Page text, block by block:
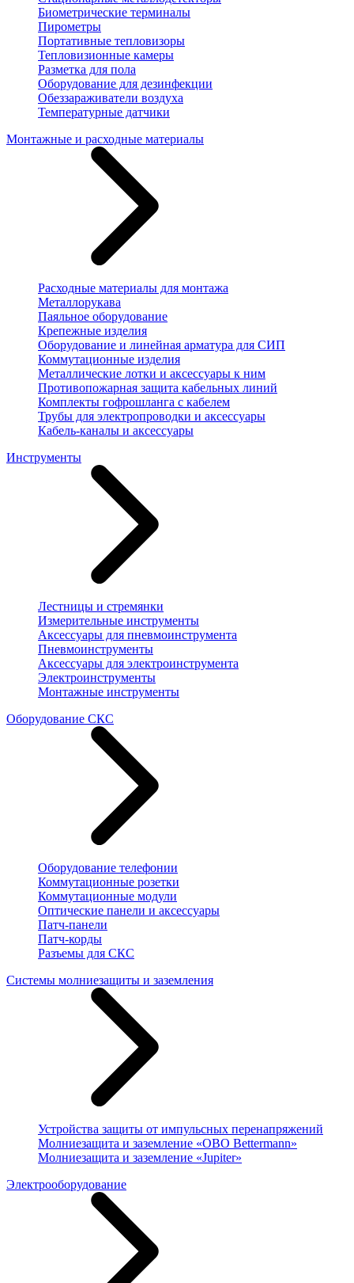
Биометрические терминалы
Пирометры
Портативные тепловизоры
Тепловизионные камеры
Разметка для пола
Оборудование для дезинфекции
Обеззараживатели воздуха
Температурные датчики
Монтажные и расходные материалы
Расходные материалы для монтажа
Металлорукава
Паяльное оборудование
Крепежные изделия
Оборудование и линейная арматура для СИП
Коммутационные изделия
Металлические лотки и аксессуары к ним
Противопожарная защита кабельных линий
Комплекты гофрошланга с кабелем
Трубы для электропроводки и аксессуары
Кабель-каналы и аксессуары
Инструменты
Лестницы и стремянки
Измерительные инструменты
Аксессуары для пневмоинструмента
Пневмоинструменты
Аксессуары для электроинструмента
Электроинструменты
Монтажные инструменты
Оборудование СКС
Оборудование телефонии
Коммутационные розетки
Коммутационные модули
Оптические панели и аксессуары
Патч-панели
Патч-корды
Разъемы для СКС
Системы молниезащиты и заземления
Устройства защиты от импульсных перенапряжений
Молниезащита и заземление «OBO Bettermann»
Молниезащита и заземление «Jupiter»
Электрооборудование